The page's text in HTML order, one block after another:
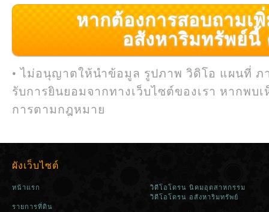
หากต้องการสอบถามเ
อสังหาริมทรัพย์นี้
• ไม่อนุญาตให้นำข้อมูล รูปภาพ วิดิโอ แผนที่ ภ
รับการยินยอมจากทางเว็บไซต์ของเรา หากพบ
การตามกฎหมาย
ผังเว็บไซต์
หน้าแรก
รายการที่ดิน
วิดีโอโดรน นิคมอุตสาหกรรม
วิดีโอโดรน อสังหาริมทรัพย์